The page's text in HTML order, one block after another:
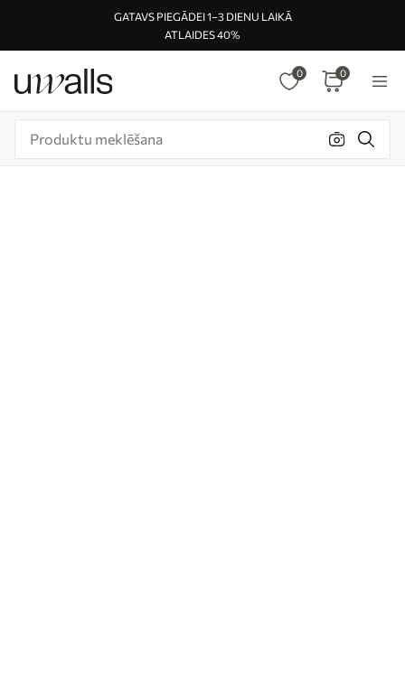
GATAVS PIEGĀDEI 1–3 DIENU LAIKĀ
ATLAIDES 40%
0 0